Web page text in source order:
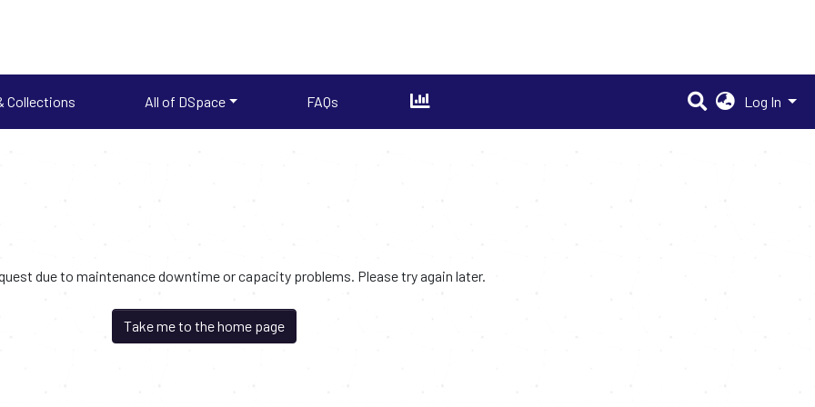
Collections All of DSpace FAQs Log In
due to maintenance downtime or capacity problems. Please try again later.
Take me to the home page